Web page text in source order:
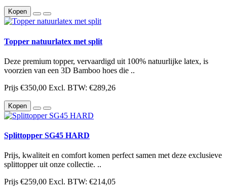
Kopen
Topper natuurlatex met split
Deze premium topper, vervaardigd uit 100% natuurlijke latex, is
voorzien van een 3D Bamboo hoes die ..
Prijs €350,00 Excl. BTW: €289,26
Kopen
Splittopper SG45 HARD
Prijs, kwaliteit en comfort komen perfect samen met deze exclusieve
splittopper uit onze collectie. ..
Prijs €259,00 Excl. BTW: €214,05